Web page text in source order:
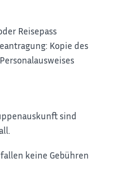
Reisepass
Kopie des
sind
keine Gebühren